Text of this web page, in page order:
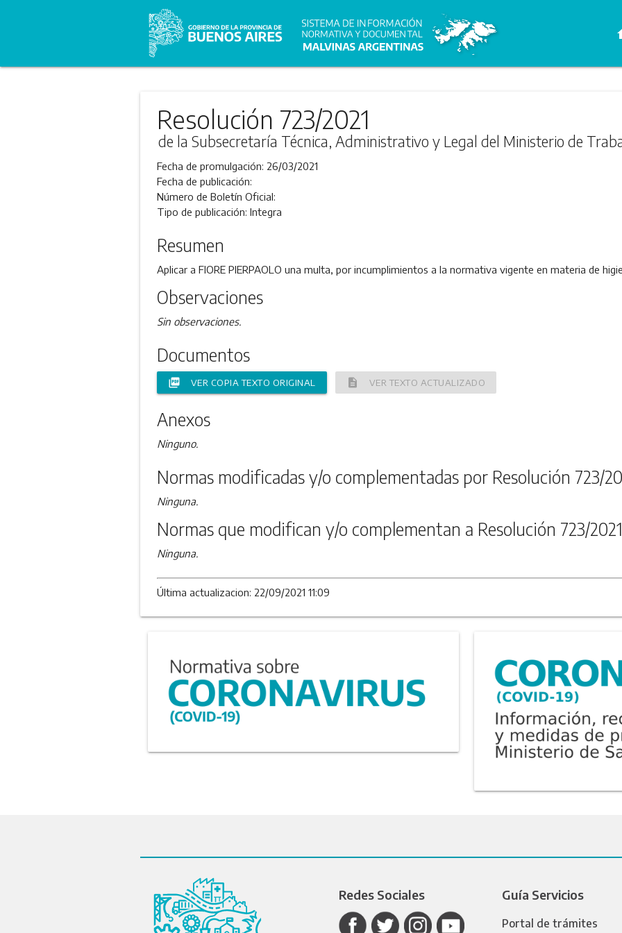
Resolución 723/2021
de la Subsecretaría Técnica, Administrativo y Legal del Ministerio de
Fecha de promulgación: 26/03/2021
Fecha de publicación:
Número de Boletín Oficial:
Tipo de publicación: Integra
Resumen
Aplicar a FIORE PIERPAOLO una multa, por incumplimientos a la normativa vigente en materia de
Observaciones
Sin observaciones.
Documentos
picture_as_pdf VER COPIA TEXTO ORIGINAL description VER TEXTO ACTUALIZADO
Anexos
Ninguno.
Normas modificadas y/o complementadas por Resolución 723/
Ninguna.
Normas que modifican y/o complementan a Resolución 723/2021
Ninguna.
Última actualizacion: 22/09/2021 11:09
Redes Sociales Guía Servicios
Portal de trámites